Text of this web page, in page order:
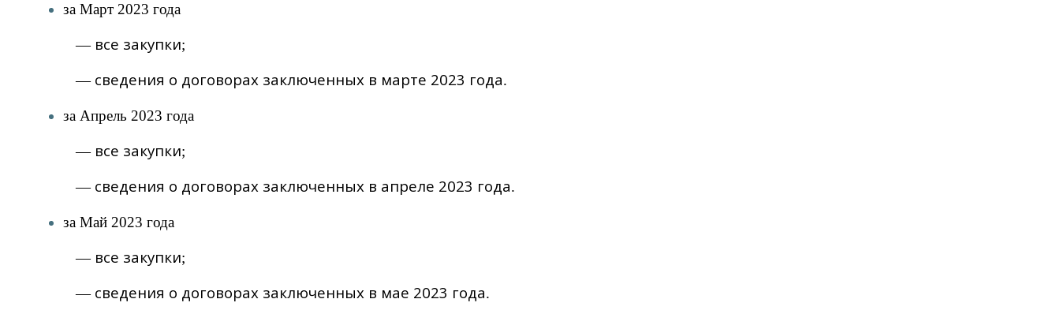
за Март 2023 года
— все закупки;
— сведения о договорах заключенных в марте 2023 года.
за Апрель 2023 года
— все закупки;
— сведения о договорах заключенных в апреле 2023 года.
за Май 2023 года
— все закупки;
— сведения о договорах заключенных в мае 2023 года.